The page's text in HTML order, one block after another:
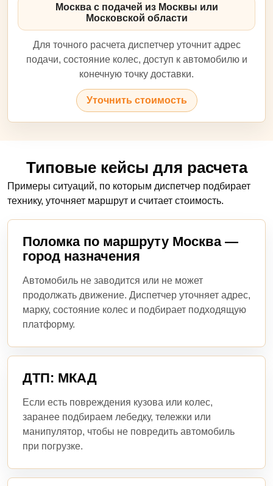
Москва с подачей из Москвы или
Московской области
Для точного расчета диспетчер уточнит адрес
подачи, состояние колес, доступ к автомобилю и
конечную точку доставки.
Уточнить стоимость
Типовые кейсы для расчета
Примеры ситуаций, по которым диспетчер подбирает
технику, уточняет маршрут и считает стоимость.
Поломка по маршруту Москва —
город назначения
Автомобиль не заводится или не может
продолжать движение. Диспетчер уточняет адрес,
марку, состояние колес и подбирает подходящую
платформу.
ДТП: МКАД
Если есть повреждения кузова или колес,
заранее подбираем лебедку, тележки или
манипулятор, чтобы не повредить автомобиль
при погрузке.